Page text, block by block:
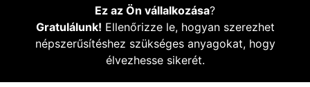
Ez az Ön vállalkozása?
Gratulálunk! Ellenőrizze le, hogyan szerezhet
népszerűsítéshez szükséges anyagokat, hogy
élvezhesse sikerét.